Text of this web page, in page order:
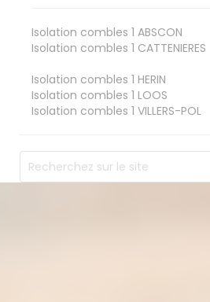
Isolation combles 1 ABSCON
Isolation combles 1 CATTENIERES
Isolation combles 1 HERIN
Isolation combles 1 LOOS
Isolation combles 1 VILLERS-POL